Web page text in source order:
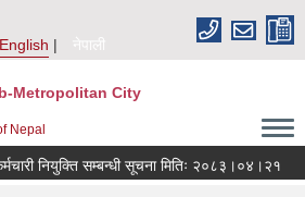
English
नेपाली
Metropolitan City
Nepal
नियुक्ति सम्बन्धी सूचना मितिः २०८३।०४।२१